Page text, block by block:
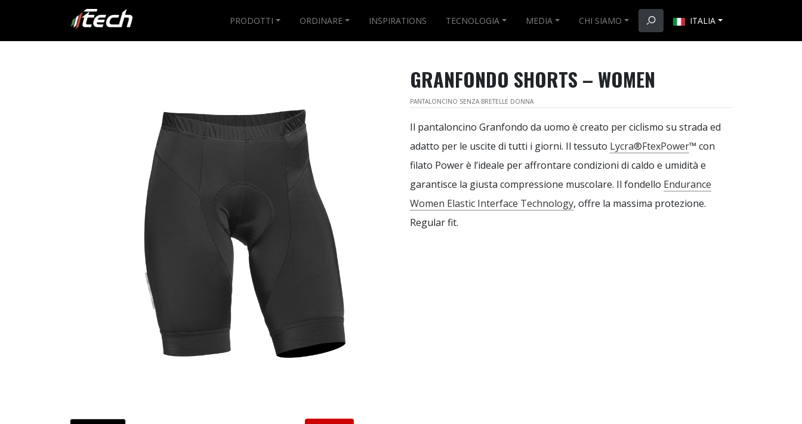
PRODOTTI ORDINARE INSPIRATIONS TECNOLOGIA MEDIA CHI SIAMO ITALIA
GRANFONDO SHORTS – WOMEN
PANTALONCINO SENZA BRETELLE DONNA
Il pantaloncino Granfondo da uomo è creato per ciclismo su strada ed
adatto per le uscite di tutti i giorni. Il tessuto Lycra®FtexPower™ con
filato Power è l’ideale per affrontare condizioni di caldo e umidità e
garantisce la giusta compressione muscolare. Il fondello Endurance
Women Elastic Interface Technology, offre la massima protezione.
Regular fit.